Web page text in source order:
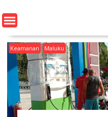
e
n
Keamanan Maluku